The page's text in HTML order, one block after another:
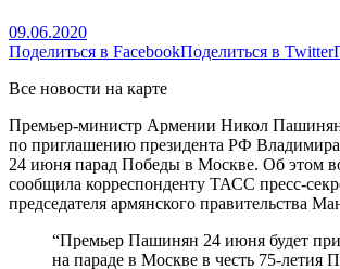
09.06.2020
Поделиться в FacebookПоделиться в Twitter
Все новости на карте
Премьер-министр Армении Никол
по приглашению президента РФ
24 июня парад Победы в Москве. Об этом
сообщила корреспонденту ТАСС пресс-
председателя армянского правительства
“Премьер Пашинян 24 июня будет
на параде в Москве в честь 75-летия